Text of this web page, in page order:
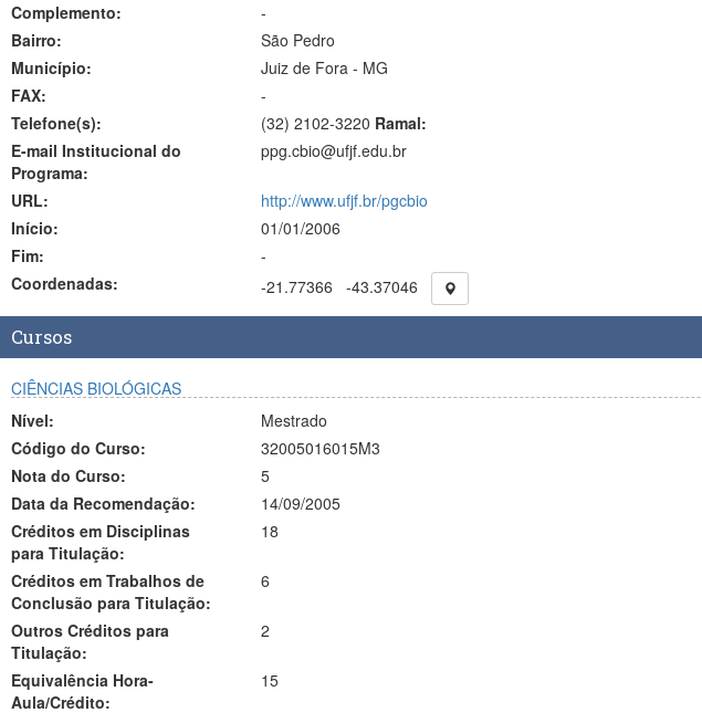
Complemento:
-
Bairro:
São Pedro
Município:
Juiz de Fora - MG
FAX:
-
Telefone(s):
(32) 2102-3220 Ramal:
E-mail Institucional do
Programa:
ppg.cbio@ufjf.edu.br
URL:
http://www.ufjf.br/pgcbio
Início:
01/01/2006
Fim:
-
Coordenadas:
-21.77366 -43.37046
Cursos
CIÊNCIAS BIOLÓGICAS
Nível:
Mestrado
Código do Curso:
32005016015M3
Nota do Curso:
5
Data da Recomendação:
14/09/2005
Créditos em Disciplinas
para Titulação:
18
Créditos em Trabalhos de
Conclusão para Titulação:
6
Outros Créditos para
Titulação:
2
Equivalência Hora-
Aula/Crédito:
15